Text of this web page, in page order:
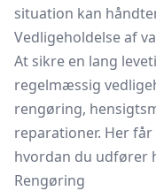
situation kan
Vedligeholdelse af
At sikre en lang
regelmæssig
rengøring,
reparationer. Her
hvordan du udfører
Rengøring